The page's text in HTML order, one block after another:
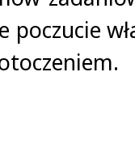
poczucie